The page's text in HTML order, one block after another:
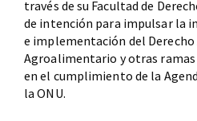
través de su Facultad de
de intención para impulsar la
e implementación del
Agroalimentario y otras
en el cumplimiento de la
la ONU.